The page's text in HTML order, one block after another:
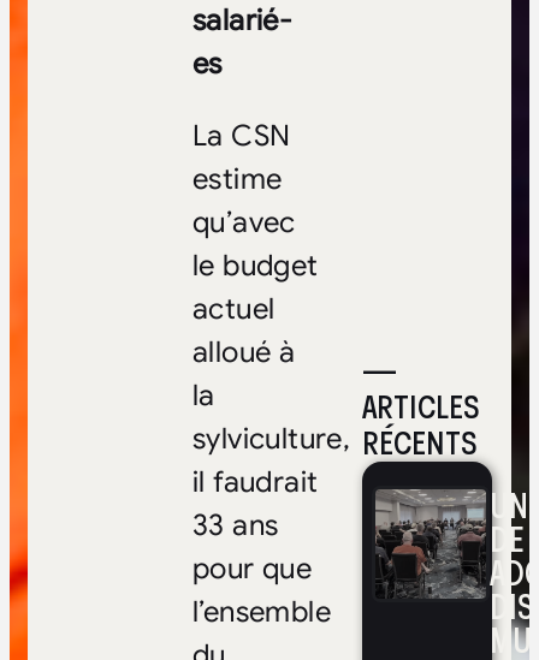
—
ARTICLES
RÉCENTS
DE
salarié-
es
La CSN
estime
qu’avec
le budget
actuel
alloué à
la
sylviculture,
il faudrait
33 ans
pour que
l’ensemble